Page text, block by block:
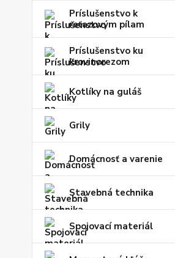
Príslušenstvo k
reťazovým pílam
Príslušenstvo ku
krovinorezom
Kotlíky na guláš
Grily
Domácnosť a varenie
Stavebná technika
Spojovací materiál